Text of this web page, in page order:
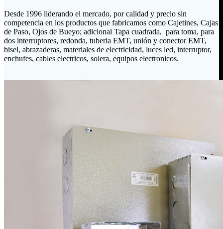
Desde 1996 liderando el mercado, por calidad y precio sin
competencia en los productos que fabricamos como Cajetines, Cajas
de Paso, Ojos de Bueyo; adicional Tapa cuadrada, para toma, para
dos interruptores, redonda, tuberia EMT, unión y conector EMT,
bisel, abrazaderas, materiales de electricidad, luces led, interruptor,
enchufes, cables electricos, solera, equipos electronicos.